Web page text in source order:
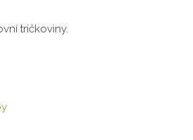
tričkoviny.